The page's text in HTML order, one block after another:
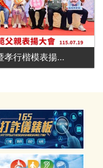
孝行楷模表揚...